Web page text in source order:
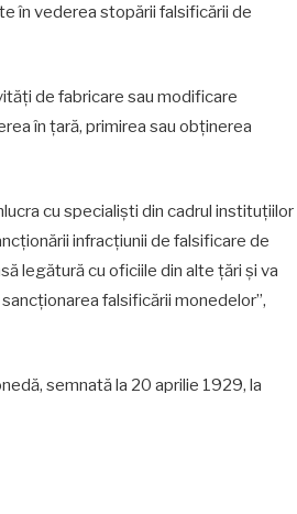
în vederea stopării falsificării de
de fabricare sau modificare
în țară, primirea sau obținerea
cu specialiști din cadrul instituțiilor
infracțiunii de falsificare de
legătură cu oficiile din alte țări și va
falsificării monedelor”,
semnată la 20 aprilie 1929, la